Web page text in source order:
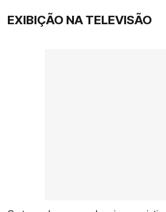
EXIBIÇÃO NA TELEVISÃO